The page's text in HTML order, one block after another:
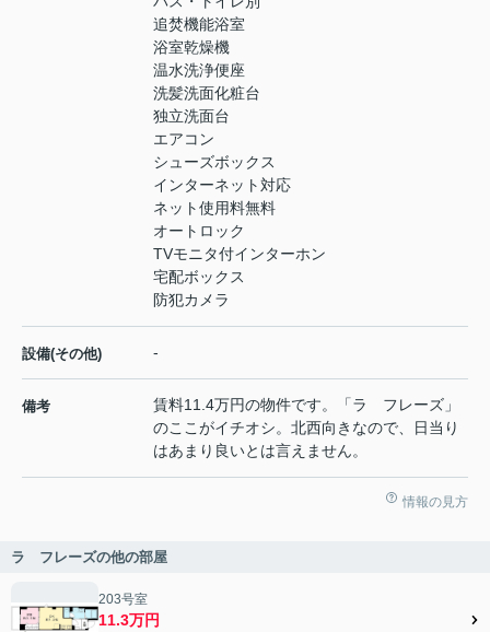
追焚機能浴室
浴室乾燥機
温水洗浄便座
洗髪洗面化粧台
独立洗面台
エアコン
シューズボックス
インターネット対応
ネット使用料無料
オートロック
TVモニタ付インターホン
宅配ボックス
防犯カメラ
設備(その他) -
備考
賃料11.4万円の物件です。「ラ フレーズ」
のここがイチオシ。北西向きなので、日当り
はあまり良いとは言えません。
情報の見方
ラ フレーズの他の部屋
203号室
11.3万円